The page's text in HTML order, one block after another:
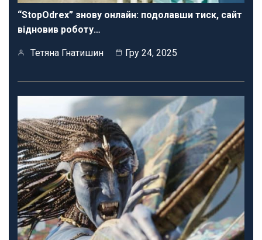
“StopOdrex” знову онлайн: подолавши тиск, сайт
відновив роботу…
Тетяна Гнатишин Гру 24, 2025